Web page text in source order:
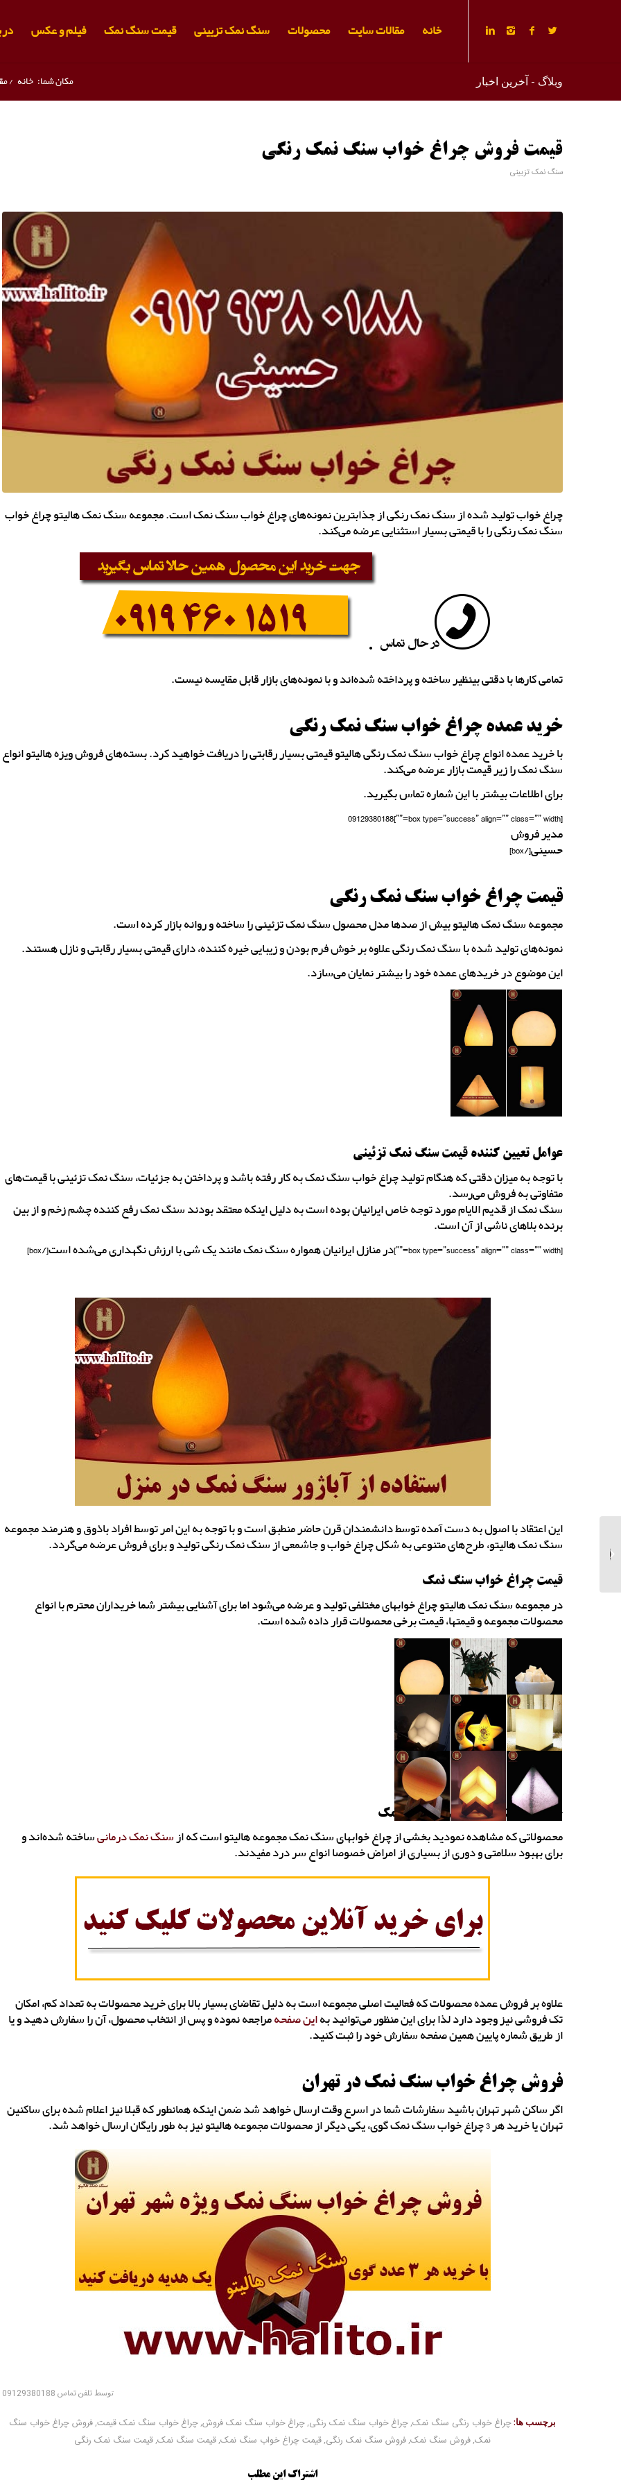
خانه مقالات سایت محصولات سنگ نمک تزیینی قیمت سنگ نمک فیلم و عکس
وبلاگ - آخرین اخبار مکان شما: خانه /
قیمت فروش چراغ خواب سنگ نمک رنگی
سنگ نمک تزیینی
چراغ خواب تولید شده از سنگ نمک رنگی از جذابترین نمونه‌های چراغ خواب سنگ نمک است. مجموعه سنگ نمک هالیتو چراغ خواب
سنگ نمک رنگی را با قیمتی بسیار استثنایی عرضه می‌کند.
تمامی کارها با دقتی بینظیر ساخته و پرداخته شده‌اند و با نمونه‌های بازار قابل مقایسه نیست.
خرید عمده چراغ خواب سنگ نمک رنگی
با خرید عمده انواع چراغ خواب سنگ نمک رنگی هالیتو قیمتی بسیار رقابتی را دریافت خواهید کرد. بسته‌های فروش ویزه هالیتو انواع
سنگ نمک را زیر قیمت بازار عرضه می‌کند.
برای اطلاعات بیشتر با این شماره تماس بگیرید.
[box type=”success” align=”” class=”” width=””]09129380188
مدیر فروش
حسینی[/box]
قیمت چراغ خواب سنگ نمک رنگی
مجموعه سنگ نمک هالیتو بیش از صدها مدل محصول سنگ نمک تزئینی را ساخته و روانه بازار کرده است.
نمونه‌های تولید شده با سنگ نمک رنگی علاوه بر خوش فرم بودن و زیبایی خیره کننده، دارای قیمتی بسیار رقابتی و نازل هستند.
این موضوع در خریدهای عمده خود را بیشتر نمایان می‌سازد.
عوامل تعیین کننده قیمت سنگ نمک تزئینی
با توجه به میزان دقتی که هنگام تولید چراغ خواب سنگ نمک به کار رفته باشد و پرداختن به جزئیات، سنگ نمک تزئینی با قیمت‌های
متفاوتی به فروش می‌رسد.
سنگ نمک از قدیم الایام مورد توجه خاص ایرانیان بوده است به دلیل اینکه معتقد بودند سنگ نمک رفع کننده چشم زخم و از بین
برنده بلاهای ناشی از آن است.
[box type=”success” align=”” class=”” width=””]در منازل ایرانیان همواره سنگ نمک مانند یک شی با ارزش نگهداری می‌شده است[/box]
این اعتقاد با اصول به دست آمده توسط دانشمندان قرن حاضر منطبق است و با توجه به این امر توسط افراد باذوق و هنرمند مجموعه
سنگ نمک هالیتو، طرح‌های متنوعی به شکل چراغ خواب و جاشمعی از سنگ نمک رنگی تولید و برای فروش عرضه می‌گردد.
قیمت چراغ خواب سنگ نمک
در مجموعه سنگ نمک هالیتو چراغ خوابهای مختلفی تولید و عرضه می‌شود اما برای آشنایی بیشتر شما خریداران محترم با انواع
محصولات مجموعه و قیمتها، قیمت برخی محصولات قرار داده شده است.
خرید اینترنتی چراغ خواب سنگ نمک
محصولاتی که مشاهده نمودید بخشی از چراغ خوابهای سنگ نمک مجموعه هالیتو است که ازسنگ نمک درمانیساخته شده‌اند و
برای بهبود سلامتی و دوری از بسیاری از امراض خصوصا انواع سر درد مفیدند.
علاوه بر فروش عمده محصولات که فعالیت اصلی مجموعه است به دلیل تقاضای بسیار بالا برای خرید محصولات به تعداد کم، امکان
تک فروشی نیز وجود دارد لذا برای این منظور می‌توانید بهاین صفحهمراجعه نموده و پس از انتخاب محصول، آن را سفارش دهید و یا
از طریق شماره پایین همین صفحه سفارش خود را ثبت کنید.
فروش چراغ خواب سنگ نمک در تهران
اگر ساکن شهر تهران باشید سفارشات شما در اسرع وقت ارسال خواهد شد ضمن اینکه همانطور که قبلا نیز اعلام شده برای ساکنین
تهران یا خرید هر 3 چراغ خواب سنگ نمک گوی، یکی دیگر از محصولات مجموعه هالیتو نیز به طور رایگان ارسال خواهد شد.
توسط تلفن تماس 09129380188
برچسب ها:چراغ خواب رنگی سنگ نمک, چراغ خواب سنگ نمک رنگی, چراغ خواب سنگ نمک فروش, چراغ خواب سنگ نمک قیمت, فروش چراغ خواب سنگ
نمک, فروش سنگ نمک, فروش سنگ نمک رنگی, قیمت چراغ خواب سنگ نمک, قیمت سنگ نمک, قیمت سنگ نمک رنگی
اشتراک این مطلب
تولید و عرضه سنگ